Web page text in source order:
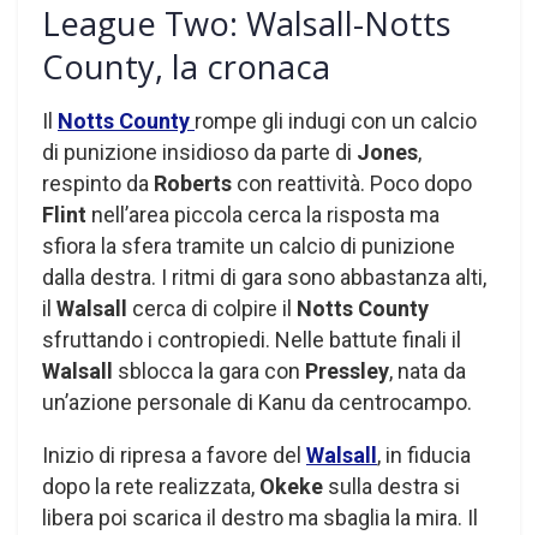
League Two: Walsall-Notts
County, la cronaca
Il Notts County rompe gli indugi con un calcio
di punizione insidioso da parte di Jones,
respinto da Roberts con reattività. Poco dopo
Flint nell’area piccola cerca la risposta ma
sfiora la sfera tramite un calcio di punizione
dalla destra. I ritmi di gara sono abbastanza alti,
il Walsall cerca di colpire il Notts County
sfruttando i contropiedi. Nelle battute finali il
Walsall sblocca la gara con Pressley, nata da
un’azione personale di Kanu da centrocampo.
Inizio di ripresa a favore del Walsall , in fiducia
dopo la rete realizzata, Okeke sulla destra si
libera poi scarica il destro ma sbaglia la mira. Il